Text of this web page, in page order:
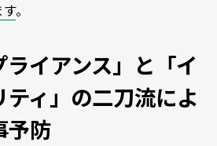
。
ライアンス」と「イ
ティ」の二刀流によ
予防